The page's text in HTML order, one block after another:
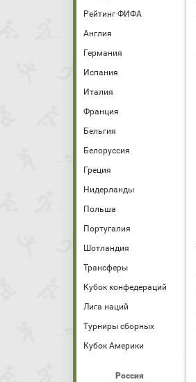
Рейтинг ФИФА
Англия
Германия
Испания
Италия
Франция
Бельгия
Белоруссия
Греция
Нидерланды
Польша
Португалия
Шотландия
Трансферы
Кубок конфедераций
Лига наций
Турниры сборных
Кубок Америки
Россия